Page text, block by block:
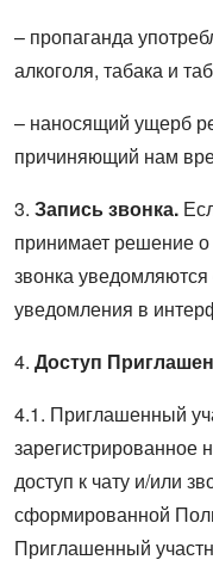
– пропаганда
алкоголя, табака и
– наносящий ущерб
причиняющий нам
3. Запись звонка.
принимает решение о
звонка
уведомления в
4. Доступ
4.1. Приглашенный
зарегистрированное
доступ к чату и/или
сформированной
Приглашенный